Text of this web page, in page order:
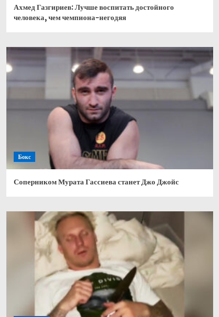
Ахмед Газгириев: Лучше воспитать достойного
человека, чем чемпиона-негодяя
Бокс
Соперником Мурата Гассиева станет Джо Джойс